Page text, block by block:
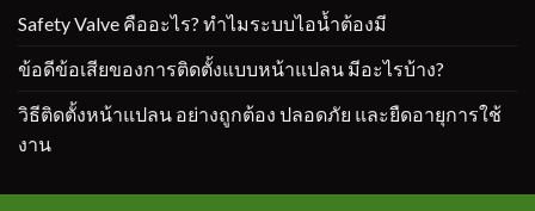
Safety Valve คืออะไร? ทำไมระบบไอน้ำต้องมี
ข้อดีข้อเสียของการติดตั้งแบบหน้าแปลน มีอะไรบ้าง?
วิธีติดตั้งหน้าแปลน อย่างถูกต้อง ปลอดภัย และยืดอายุการใช้
งาน